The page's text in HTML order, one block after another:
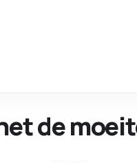
de